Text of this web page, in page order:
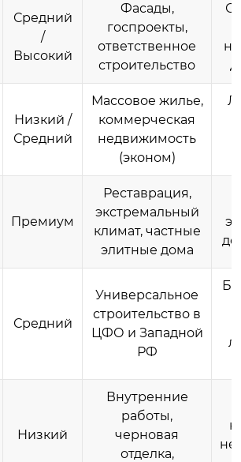
Средний
/
Высокий
Фасады,
госпроекты,
ответственное
строительство
Низкий /
Средний
Массовое жилье,
коммерческая
недвижимость
(эконом)
Премиум
Реставрация,
экстремальный
климат, частные
элитные дома
Средний
Универсальное
строительство в
ЦФО и Западной
РФ
Низкий
Внутренние
работы,
черновая
отделка,